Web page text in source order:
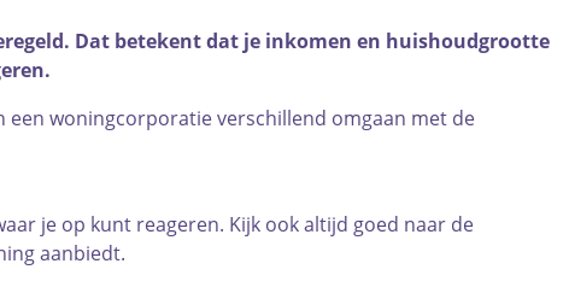
Dat betekent dat je inkomen en huishoudgrootte
een woningcorporatie verschillend omgaan met de
je op kunt reageren. Kijk ook altijd goed naar de
aanbiedt.